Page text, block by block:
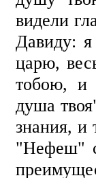
видели
Давиду:
царю,
тобою, и
душа
знания, и
"Нефеш"